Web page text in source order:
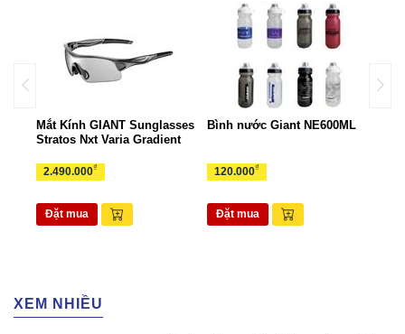
Mắt Kính GIANT Sunglasses
Stratos Nxt Varia Gradient
2.490.000₫
Đặt mua
Bình nước Giant NE600ML
120.000₫
Đặt mua
XEM NHIỀU